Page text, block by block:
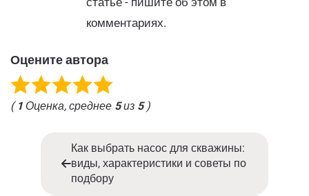
комментариях.
Оцените автора
( 1 Оценка, среднее 5из 5)
Как выбрать насос для скважины:
виды, характеристики и советы по
подбору